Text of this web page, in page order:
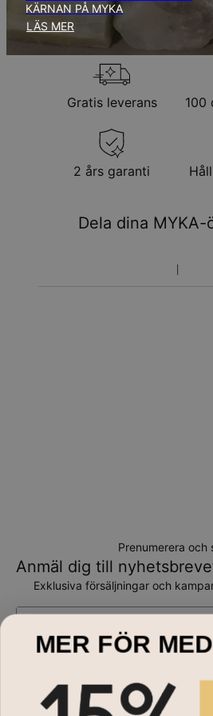
Returpolicy
Observera att personliga smycken
returneras för utbyte eller
KÄRNAN PÅ MYKA
LÄS MER
Gratis leverans 100
2 års garanti
Dela dina MYKA-
Prenumerera och
Anmäl dig till
Exklusiva försäljningar och
Handla till
MER FÖR